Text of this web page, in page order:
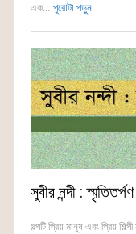
এক... পুরোটা পড়ুন
সুবীর নন্দী :
গল্পটি প্রিয় মানুষ এবং প্রিয়